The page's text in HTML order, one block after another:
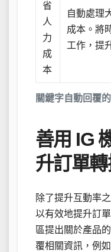
關鍵字自動回覆
省
人
力
成
本
自動處理
成本。將
工作，提
善用 IG
升訂單
除了提升互動率
以有效地提升訂
區提出關於產品
覆相關資訊，例